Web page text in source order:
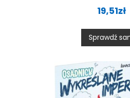
0
o
u
t
5
19,51zł
Sprawdź